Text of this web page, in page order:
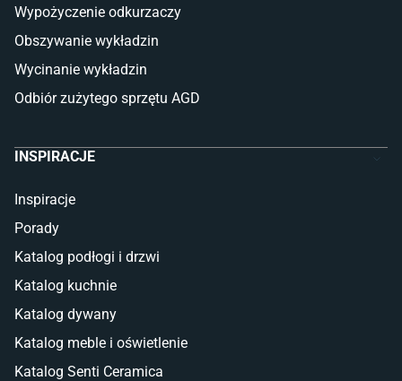
Płytki wielkoformatowe
Glazura
Płytki marmurowe
Wypożyczenie odkurzaczy
Obszywanie wykładzin
Wycinanie wykładzin
Odbiór zużytego sprzętu AGD
INSPIRACJE
Inspiracje
Porady
Katalog podłogi i drzwi
Katalog kuchnie
Katalog dywany
Katalog meble i oświetlenie
Katalog Senti Ceramica